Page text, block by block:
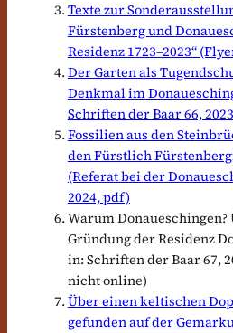
Texte zur
Fürstenberg und
Residenz 1723–2023“
Der Garten als
Denkmal im
Schriften der Baar 66,
Fossilien aus den
den Fürstlich
(Referat bei der
2024, pdf)
Warum
Gründung der Residenz
in: Schriften der Baar 67,
nicht online)
Über einen keltischen
gefunden auf der